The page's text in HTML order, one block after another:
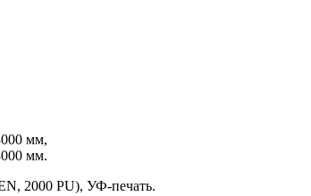
мм,
мм.
2000 PU), УФ-печать.